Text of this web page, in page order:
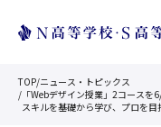
TOP/ニュース・トピックス
/ 「Webデザイン授業」2コース
スキルを基礎から学び、プロを目